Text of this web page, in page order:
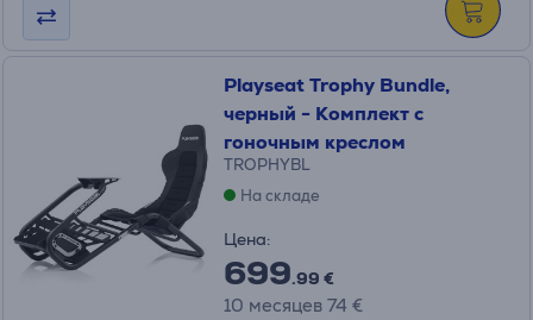
Playseat Trophy Bundle,
черный - Комплект с
гоночным креслом
TROPHYBL
На складе
Цена:
699.99 €
10 месяцев 74 €